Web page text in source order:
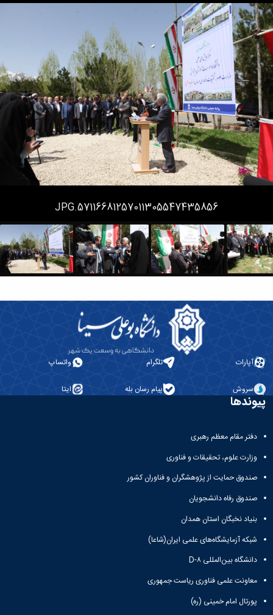
اسناد
پایان
نامه
و
رساله
علم
سنجی
همایش‌ها
انتشارات
دانشگاه
نشر
کتب
مجلات
علمی
فصلنامه
پژوهش
و
فناوری
57116681257011305547435856.JPG
آپارات تلگرام واتساپ
سروش پیام رسان بله ایتا
پیوندها
دفتر مقام معظم رهبری
وزارت علوم، تحقیقات و فناوری
صندوق حمایت از پژوهشگران و فناوران کشور
صندوق رفاه دانشجویان
بنیاد نخبگان استان همدان
شبکه آزمایشگاه‌های علمی ایران(شاعا)
دانشگاه بین‌المللی D-۸
معاونت علمی فناوری ریاست جمهوری
پورتال امام خمینی (ره)